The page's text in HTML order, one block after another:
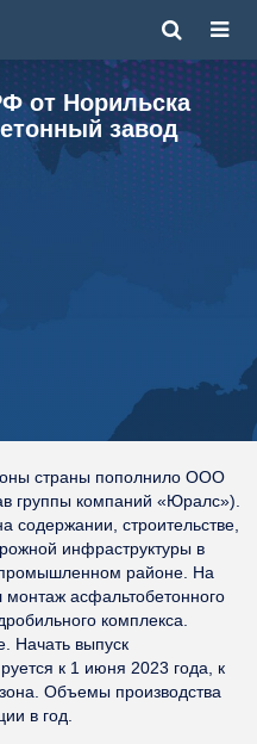
от Норильска
завод
страны пополнило ООО
группы компаний «Юралс»).
содержании, строительстве,
инфраструктуры в
районе. На
асфальтобетонного
комплекса.
Начать выпуск
к 1 июня 2023 года, к
Объемы производства
в год.